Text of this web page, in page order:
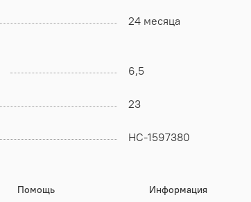
24 месяца
6,5
23
НС-1597380
Помощь Информация